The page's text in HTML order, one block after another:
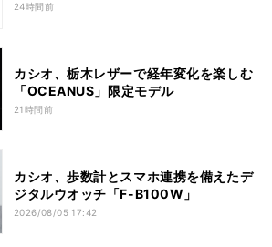
24時間前
カシオ、栃木レザーで経年変化を楽しむ
「OCEANUS」限定モデル
21時間前
カシオ、歩数計とスマホ連携を備えたデ
ジタルウオッチ「F-B100W」
2026/08/05 17:42